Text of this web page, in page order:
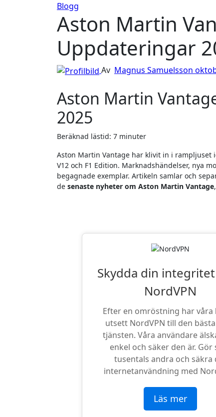
Blogg
Aston Martin
Uppdateringar
Av Magnus Samuelsson
Aston Martin
2025
Beräknad lästid: 7 minuter
Aston Martin Vantage har klivit in i rampljuset
V12 och F1 Edition. Marknadshändelser, nya
begagnade exemplar. Artikeln samlar och
de senaste nyheter om Aston Martin Vantage
Skydda din
NordVPN
Efter en omröstning har våra
utsett NordVPN till den bästa
tjänsten. Våra användare
enkel och säker den är. Gör
tusentals andra och säkra
internetanvändning med
Läs mer